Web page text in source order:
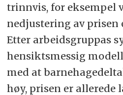
trinnvis, for eksempel
nedjustering av prisen
Etter arbeidsgruppas
hensiktsmessig
med at
høy, prisen er allerede